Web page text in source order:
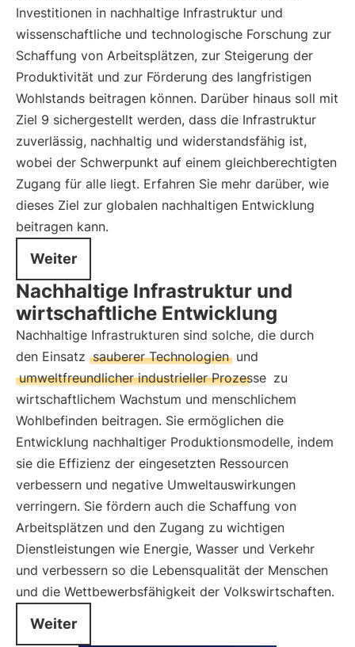
Investitionen in nachhaltige Infrastruktur und
wissenschaftliche und technologische Forschung zur
Schaffung von Arbeitsplätzen, zur Steigerung der
Produktivität und zur Förderung des langfristigen
Wohlstands beitragen können. Darüber hinaus soll mit
Ziel 9 sichergestellt werden, dass die Infrastruktur
zuverlässig, nachhaltig und widerstandsfähig ist,
wobei der Schwerpunkt auf einem gleichberechtigten
Zugang für alle liegt. Erfahren Sie mehr darüber, wie
dieses Ziel zur globalen nachhaltigen Entwicklung
beitragen kann.
Weiter
Nachhaltige Infrastruktur und
wirtschaftliche Entwicklung
Nachhaltige Infrastrukturen sind solche, die durch
den Einsatz sauberer Technologien und
umweltfreundlicher industrieller Prozesse zu
wirtschaftlichem Wachstum und menschlichem
Wohlbefinden beitragen. Sie ermöglichen die
Entwicklung nachhaltiger Produktionsmodelle, indem
sie die Effizienz der eingesetzten Ressourcen
verbessern und negative Umweltauswirkungen
verringern. Sie fördern auch die Schaffung von
Arbeitsplätzen und den Zugang zu wichtigen
Dienstleistungen wie Energie, Wasser und Verkehr
und verbessern so die Lebensqualität der Menschen
und die Wettbewerbsfähigkeit der Volkswirtschaften.
Weiter